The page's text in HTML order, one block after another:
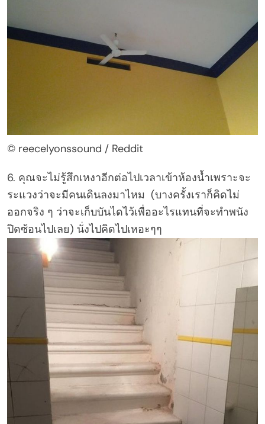
© reecelyonssound / Reddit
6. คุณจะไม่รู้สึกเหงาอีกต่อไปเวลาเข้าห้องน้ำเพราะจะ
ระแวงว่าจะมีคนเดินลงมาไหม (บางครั้งเราก็คิดไม่
ออกจริง ๆ ว่าจะเก็บบันไดไว้เพื่ออะไรแทนที่จะทำพนัง
ปิดซ้อนไปเลย) นั่งไปคิดไปเหอะๆๆ